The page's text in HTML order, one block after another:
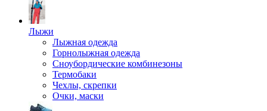
Лыжи
Лыжная одежда
Горнолыжная одежда
Сноубордические комбинезоны
Термобаки
Чехлы, скрепки
Очки, маски